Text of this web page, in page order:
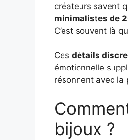
créateurs savent
minimalistes de
C’est souvent là
Ces détails
émotionnelle
résonnent avec la
bijoux ?